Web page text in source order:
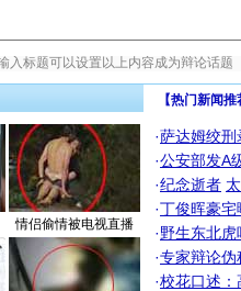
情侣偷情被电视直播
【热门新闻
·萨达姆绞刑
·公安部发A
·纪念逝者
·丁俊晖豪
·野生东北
·专家辩论伪
·校花口述：